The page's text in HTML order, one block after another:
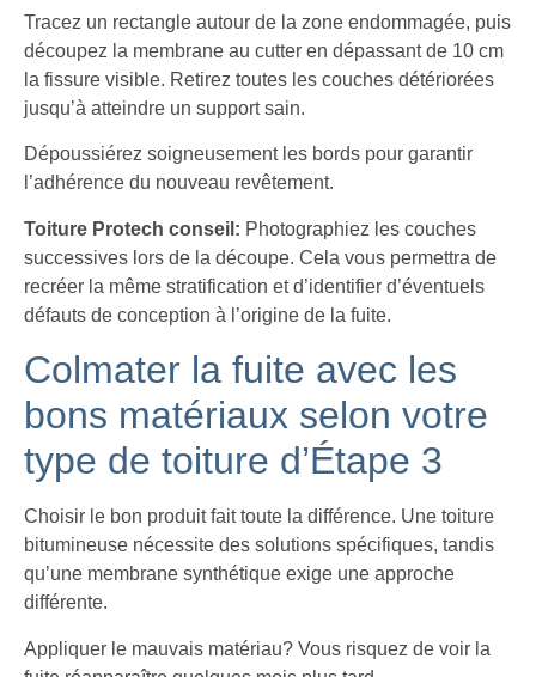
Tracez un rectangle autour de la zone endommagée, puis
découpez la membrane au cutter en dépassant de 10 cm
la fissure visible. Retirez toutes les couches détériorées
jusqu’à atteindre un support sain.
Dépoussiérez soigneusement les bords pour garantir
l’adhérence du nouveau revêtement.
Toiture Protech conseil: Photographiez les couches
successives lors de la découpe. Cela vous permettra de
recréer la même stratification et d’identifier d’éventuels
défauts de conception à l’origine de la fuite.
Colmater la fuite avec les
bons matériaux selon votre
type de toiture d’Étape 3
Choisir le bon produit fait toute la différence. Une toiture
bitumineuse nécessite des solutions spécifiques, tandis
qu’une membrane synthétique exige une approche
différente.
Appliquer le mauvais matériau? Vous risquez de voir la